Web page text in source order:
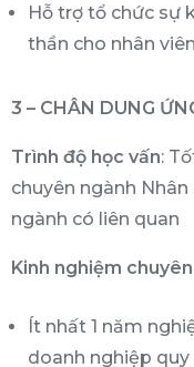
Hỗ trợ tổ chức sự
thần cho nhân
3 – CHÂN DUNG
Trình độ học vấn:
chuyên ngành
ngành có liên quan
Kinh nghiệm
Ít nhất 1 năm
doanh nghiệp quy